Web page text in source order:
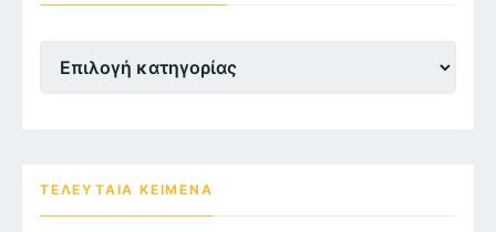
Ενότητες
ΤΕΛΕΥΤΑΙΑ ΚΕΙΜΕΝΑ